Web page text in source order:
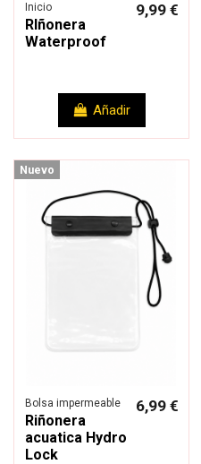
Inicio
RIñonera
Waterproof
9,99 €
Añadir
Nuevo
Bolsa impermeable
Riñonera
acuatica Hydro
Lock
6,99 €